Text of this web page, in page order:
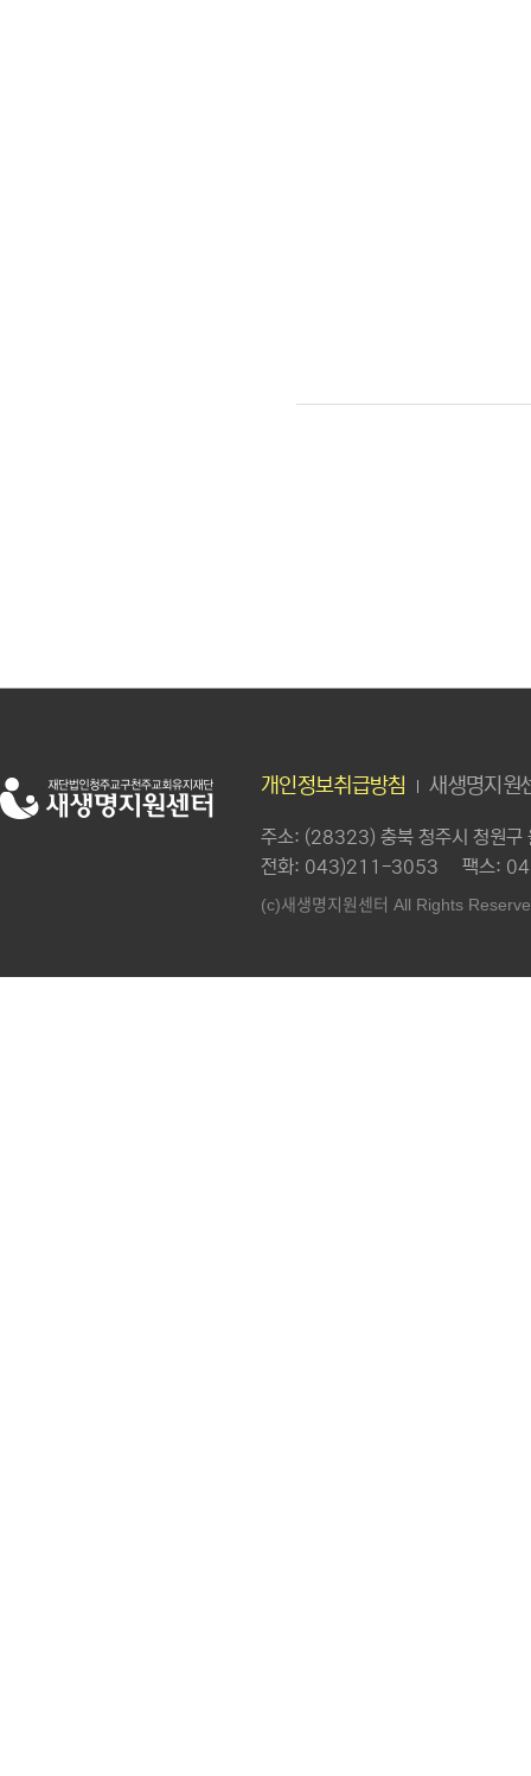
개인정보취급방침 새생명지원
주소: (28323) 충북 청주시 청원
전화: 043)211-3053 팩스:
(c)새생명지원센터 All Rights